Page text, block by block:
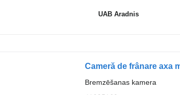
UAB Aradnis
Bremzēšanas kamera